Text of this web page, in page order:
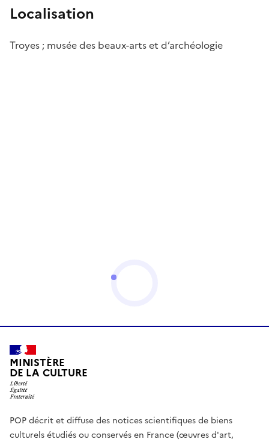
Localisation
Troyes ; musée des beaux-arts et d’archéologie
MINISTÈRE
DE LA CULTURE
POP décrit et diffuse des notices scientifiques de biens
culturels étudiés ou conservés en France (œuvres d'art,